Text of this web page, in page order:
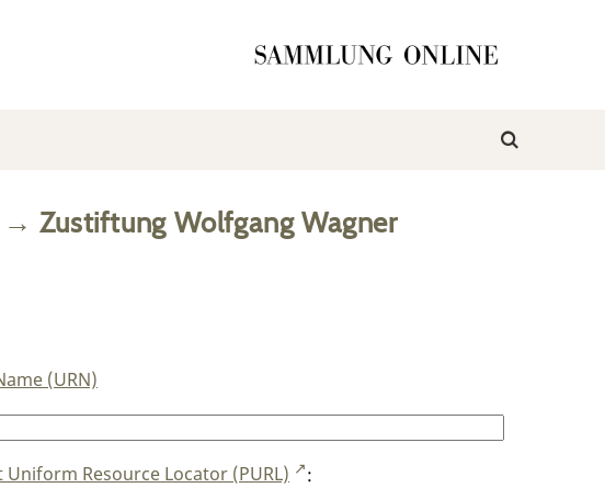
→Zustiftung Wolfgang Wagner
(URN)
Uniform Resource Locator (PURL) :